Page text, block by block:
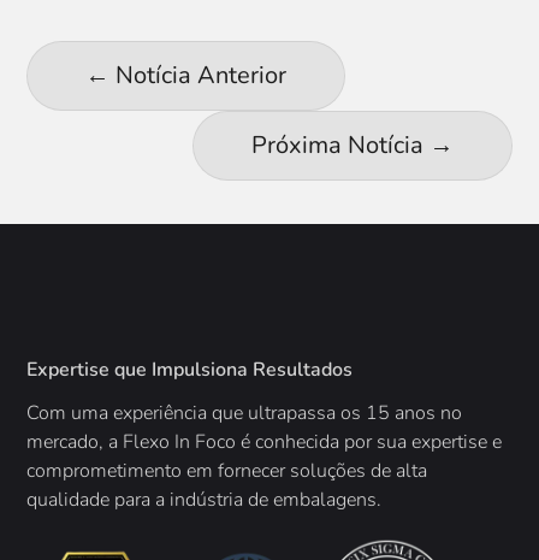
← Notícia Anterior
Próxima Notícia →
Expertise que Impulsiona Resultados
Com uma experiência que ultrapassa os 15 anos no
mercado, a Flexo In Foco é conhecida por sua expertise e
comprometimento em fornecer soluções de alta
qualidade para a indústria de embalagens.